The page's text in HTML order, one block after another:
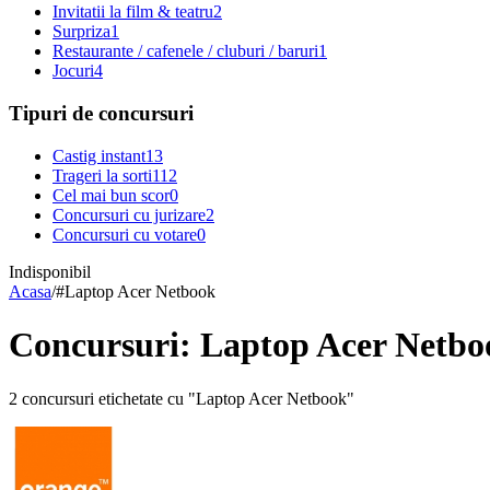
Invitatii la film & teatru2
Surpriza1
Restaurante / cafenele / cluburi / baruri1
Jocuri4
Tipuri de concursuri
Castig instant13
Trageri la sorti112
Cel mai bun scor0
Concursuri cu jurizare2
Concursuri cu votare0
Indisponibil
Acasa/#Laptop Acer Netbook
Concursuri: Laptop Acer
2 concursuri etichetate cu "Laptop Acer Netbook"